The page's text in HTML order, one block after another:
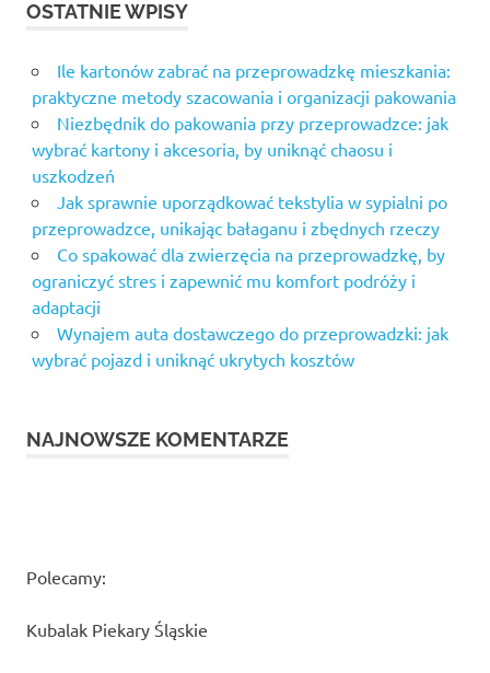
OSTATNIE WPISY
Ile kartonów zabrać na przeprowadzkę mieszkania:
praktyczne metody szacowania i organizacji pakowania
Niezbędnik do pakowania przy przeprowadzce: jak
wybrać kartony i akcesoria, by uniknąć chaosu i
uszkodzeń
Jak sprawnie uporządkować tekstylia w sypialni po
przeprowadzce, unikając bałaganu i zbędnych rzeczy
Co spakować dla zwierzęcia na przeprowadzkę, by
ograniczyć stres i zapewnić mu komfort podróży i
adaptacji
Wynajem auta dostawczego do przeprowadzki: jak
wybrać pojazd i uniknąć ukrytych kosztów
NAJNOWSZE KOMENTARZE
Polecamy:
Kubalak Piekary Śląskie